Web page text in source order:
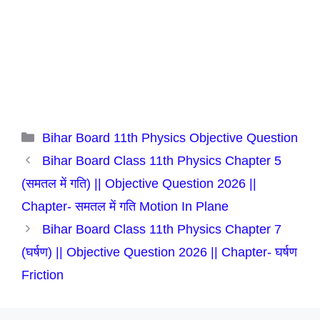
Categories
Bihar Board 11th Physics Objective Question
Bihar Board Class 11th Physics Chapter 5
(समतल में गति) || Objective Question 2026 ||
Chapter- समतल में गति Motion In Plane
Bihar Board Class 11th Physics Chapter 7
(घर्षण) || Objective Question 2026 || Chapter- घर्षण
Friction